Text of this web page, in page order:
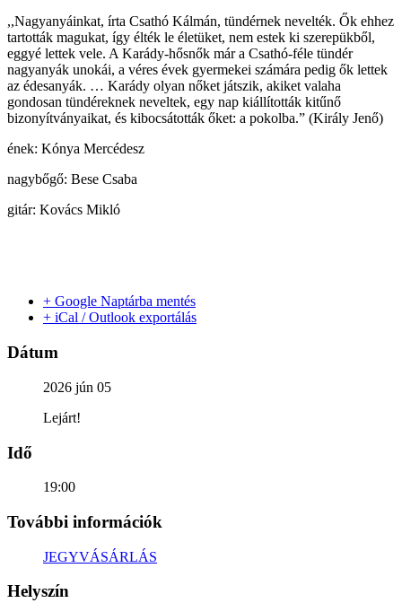
,,Nagyanyáinkat, írta Csathó Kálmán, tündérnek nevelték. Ők ehhez
tartották magukat, így élték le életüket, nem estek ki szerepükből,
eggyé lettek vele. A Karády-hősnők már a Csathó-féle tündér
nagyanyák unokái, a véres évek gyermekei számára pedig ők lettek
az édesanyák. … Karády olyan nőket játszik, akiket valaha
gondosan tündéreknek neveltek, egy nap kiállították kitűnő
bizonyítványaikat, és kibocsátották őket: a pokolba.” (Király Jenő)
ének: Kónya Mercédesz
nagybőgő: Bese Csaba
gitár: Kovács Mikló
+ Google Naptárba mentés
+ iCal / Outlook exportálás
Dátum
2026 jún 05
Lejárt!
Idő
19:00
További információk
JEGYVÁSÁRLÁS
Helyszín